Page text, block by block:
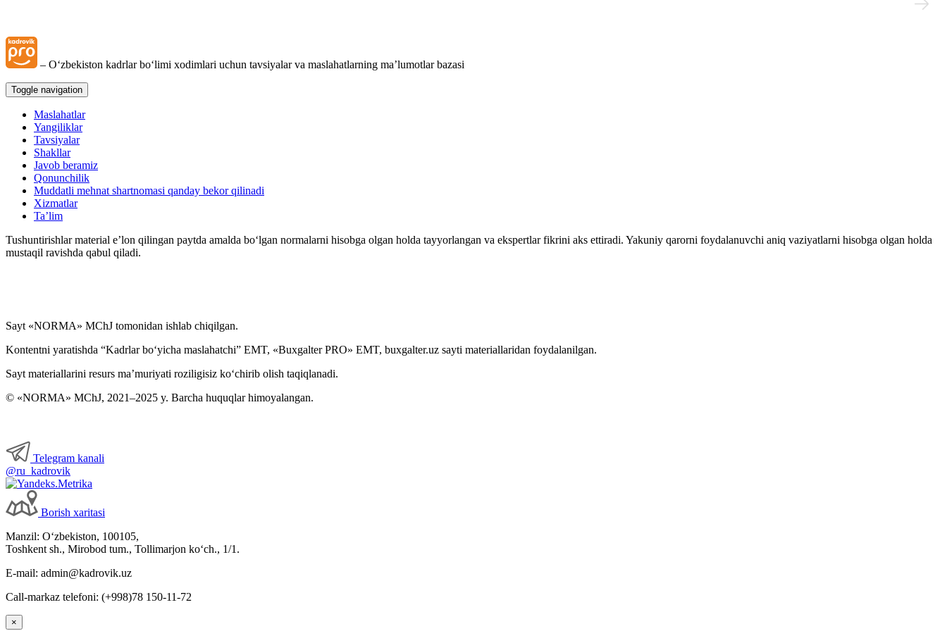
– Oʻzbekiston kadrlar boʻlimi хodimlari uchun tavsiyalar va maslahatlarning ma’lumotlar bazasi
Toggle navigation
Maslahatlar
Yangiliklar
Tavsiyalar
Shakllar
Javob beramiz
Qonunchilik
Muddatli mehnat shartnomasi qanday bekor qilinadi
Xizmatlar
Ta’lim
Tushuntirishlar material e’lon qilingan paytda amalda boʻlgan normalarni hisobga olgan holda tayyorlangan va ekspertlar fikrini aks ettiradi. Yakuniy qarorni foydalanuvchi aniq vaziyatlarni hisobga olgan holda
mustaqil ravishda qabul qiladi.
Sayt «NORMA» MChJ tomonidan ishlab chiqilgan.
Kontentni yaratishda “Kadrlar boʻyicha maslahatchi” EMT, «Buxgalter PRO» EMT, buxgalter.uz sayti materiallaridan foydalanilgan.
Sayt materiallarini resurs ma’muriyati roziligisiz koʻchirib olish taqiqlanadi.
© «NORMA» MChJ, 2021–2025 y. Barcha huquqlar himoyalangan.
Telegram kanali
@ru_kadrovik
Borish хaritasi
Manzil: Oʻzbekiston, 100105,
Toshkent sh., Mirobod tum., Tollimarjon koʻch., 1/1.
E-mail: admin@kadrovik.uz
Call-markaz telefoni: (+998)78 150-11-72
×